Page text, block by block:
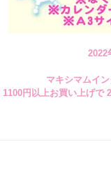
2022
マキシマムイ
1100円以上お買い上げで